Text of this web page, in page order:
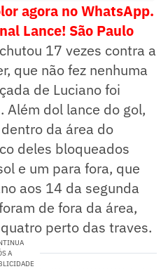
agora no WhatsApp.
Lance! São Paulo
17 vezes contra a
que não fez nenhuma
de Luciano foi
Além dol lance do gol,
da área do
deles bloqueados
e um para fora, que
aos 14 da segunda
de fora da área,
perto das traves.
A